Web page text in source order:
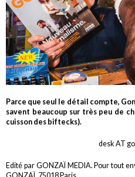
Parce que seul le détail compte,
savent beaucoup sur très peu de
cuisson des biftecks).
desk AT
Edité par GONZAÏ MEDIA. Pour tout